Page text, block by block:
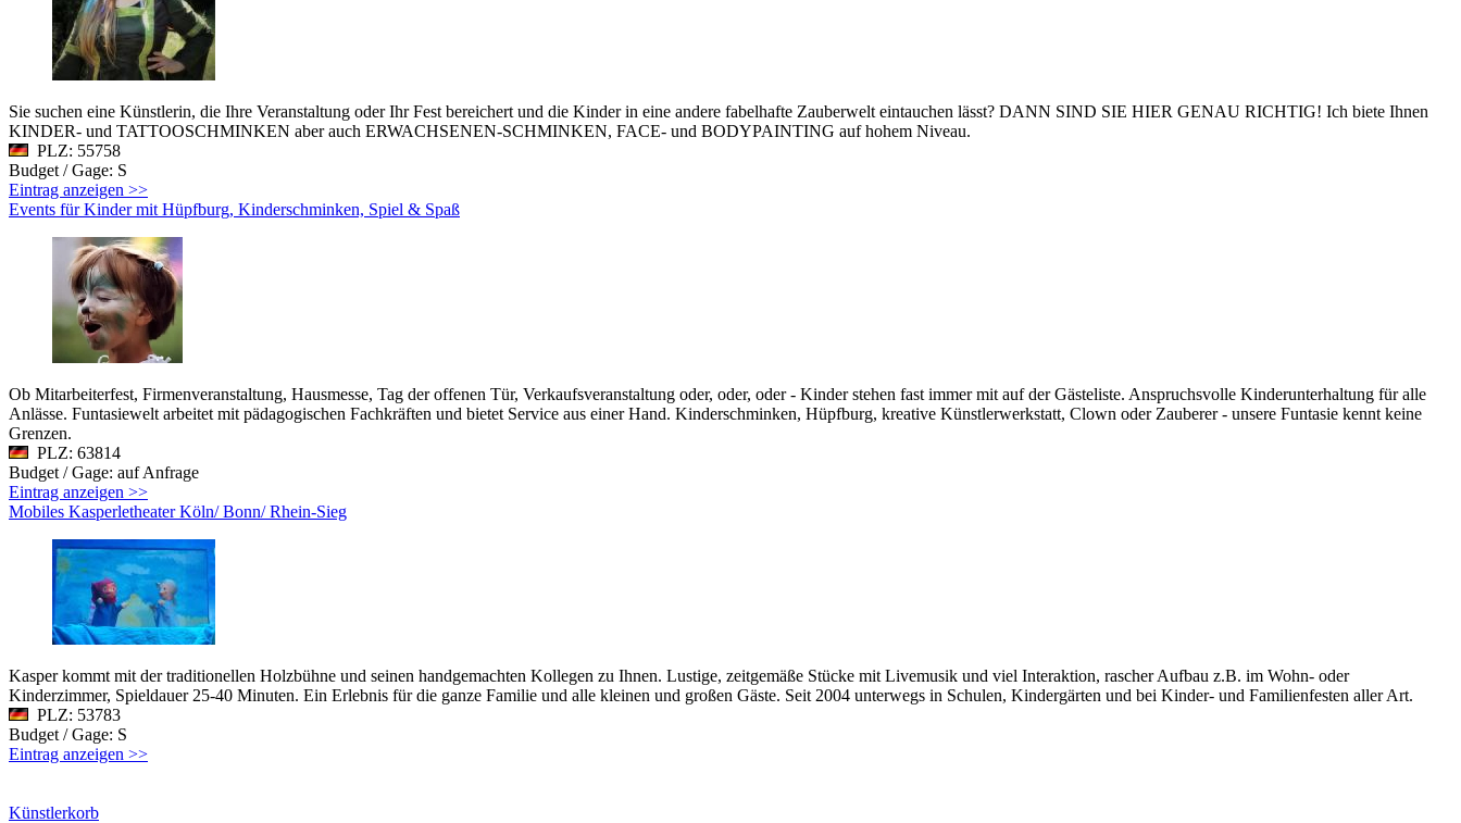
Sie suchen eine Künstlerin, die Ihre Veranstaltung oder Ihr Fest bereichert und die Kinder in eine andere fabelhafte Zauberwelt eintauchen lässt? DANN SIND SIE HIER GENAU RICHTIG! Ich biete Ihnen
KINDER- und TATTOOSCHMINKEN aber auch ERWACHSENEN-SCHMINKEN, FACE- und BODYPAINTING auf hohem Niveau.
PLZ: 55758
Budget / Gage: S
Eintrag anzeigen >>
Events für Kinder mit Hüpfburg, Kinderschminken, Spiel & Spaß
Ob Mitarbeiterfest, Firmenveranstaltung, Hausmesse, Tag der offenen Tür, Verkaufsveranstaltung oder, oder, oder - Kinder stehen fast immer mit auf der Gästeliste. Anspruchsvolle Kinderunterhaltung für alle
Anlässe. Funtasiewelt arbeitet mit pädagogischen Fachkräften und bietet Service aus einer Hand. Kinderschminken, Hüpfburg, kreative Künstlerwerkstatt, Clown oder Zauberer - unsere Funtasie kennt keine
Grenzen.
PLZ: 63814
Budget / Gage: auf Anfrage
Eintrag anzeigen >>
Mobiles Kasperletheater Köln/ Bonn/ Rhein-Sieg
Kasper kommt mit der traditionellen Holzbühne und seinen handgemachten Kollegen zu Ihnen. Lustige, zeitgemäße Stücke mit Livemusik und viel Interaktion, rascher Aufbau z.B. im Wohn- oder
Kinderzimmer, Spieldauer 25-40 Minuten. Ein Erlebnis für die ganze Familie und alle kleinen und großen Gäste. Seit 2004 unterwegs in Schulen, Kindergärten und bei Kinder- und Familienfesten aller Art.
PLZ: 53783
Budget / Gage: S
Eintrag anzeigen >>
Künstlerkorb